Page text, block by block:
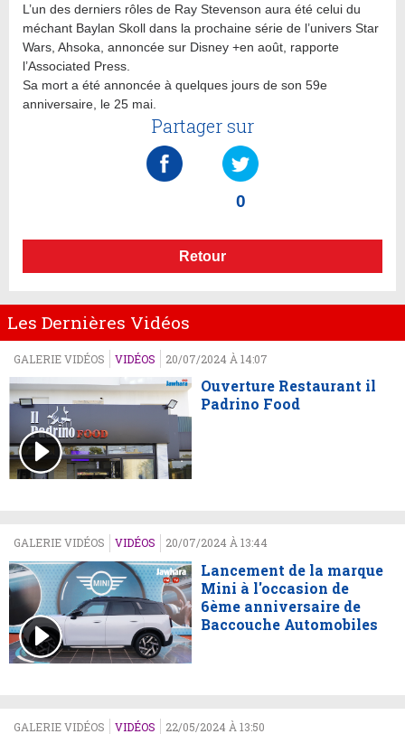
L’un des derniers rôles de Ray Stevenson aura été celui du
méchant Baylan Skoll dans la prochaine série de l’univers Star
Wars, Ahsoka, annoncée sur Disney +en août, rapporte
l’Associated Press.
Sa mort a été annoncée à quelques jours de son 59e
anniversaire, le 25 mai.
Partager sur
0
Retour
Les Dernières Vidéos
GALERIE VIDÉOS VIDÉOS 20/07/2024 À 14:07
Ouverture Restaurant il
Padrino Food
GALERIE VIDÉOS VIDÉOS 20/07/2024 À 13:44
Lancement de la marque
Mini à l'occasion de
6ème anniversaire de
Baccouche Automobiles
GALERIE VIDÉOS VIDÉOS 22/05/2024 À 13:50